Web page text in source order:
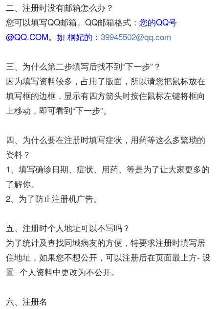
二、注册时没有邮箱怎么办？
您可以填写QQ邮箱。QQ邮箱格式： 您的QQ号
@QQ.COM。如 桐妃的： 39945502@qq.com
三、为什么第二步填写后找不到“下一步”？
因为填写资料较多，占用了版面，所以请您把鼠标放在
填写框的边框，显示有四方箭头时按住鼠标左键将框向
上移动，即可看到“下一步”。
四、为什么要在注册时填写症状，用药等这么多繁琐的
资料？
1、填写确诊日期、症状、用药、等是为了让大家更多的
了解你。
2、为了防止注册机广告。
五、注册时个人地址可以不写吗？
为了统计及查找同城病友的方便，特要求注册时填写居
住地址，如果您不想公开，可以注册后在页面最上方- 设
置- 个人资料中更改为不公开。
六、注册名